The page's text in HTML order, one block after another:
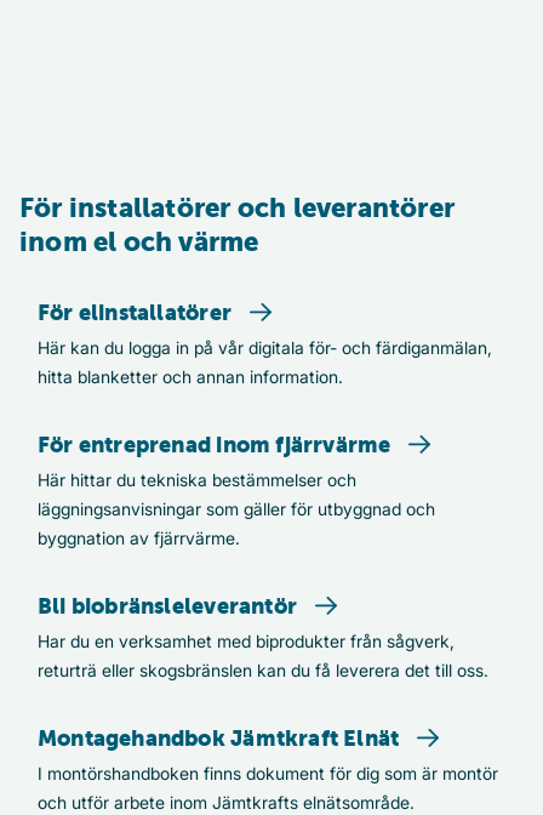
För installatörer och leverantörer
inom el och värme
För elinstallatörer
För elinstallatörer
Här kan du logga in på vår digitala för- och färdiganmälan,
hitta blanketter och annan information.
För entreprenad inom fjärrvärme
För entreprenad inom fjärrvärme
Här hittar du tekniska bestämmelser och
läggningsanvisningar som gäller för utbyggnad och
byggnation av fjärrvärme.
Bli biobränsleleverantör
Bli biobränsleleverantör
Har du en verksamhet med biprodukter från sågverk,
returträ eller skogsbränslen kan du få leverera det till oss.
Montagehandbok Jämtkraft Elnät
Montagehandbok Jämtkraft Elnät
I montörshandboken finns dokument för dig som är montör
och utför arbete inom Jämtkrafts elnätsområde.